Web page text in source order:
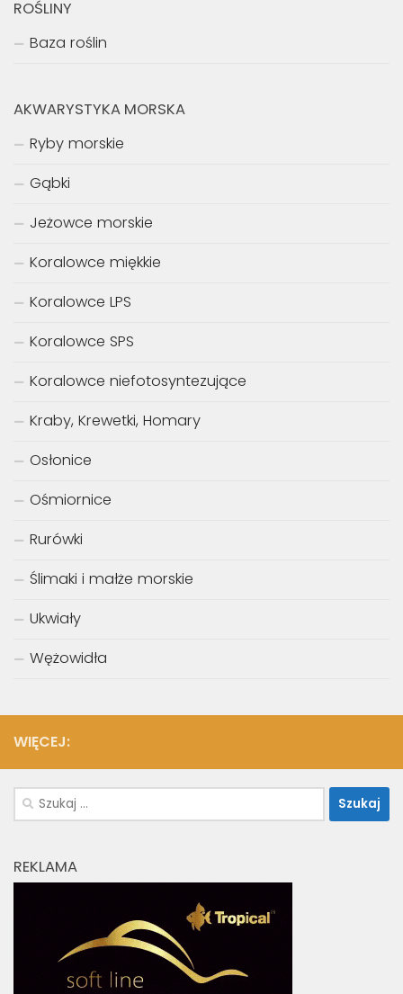
ROŚLINY
Baza roślin
AKWARYSTYKA MORSKA
Ryby morskie
Gąbki
Jeżowce morskie
Koralowce miękkie
Koralowce LPS
Koralowce SPS
Koralowce niefotosyntezujące
Kraby, Krewetki, Homary
Osłonice
Ośmiornice
Rurówki
Ślimaki i małże morskie
Ukwiały
Wężowidła
WIĘCEJ:
Szukaj:
REKLAMA